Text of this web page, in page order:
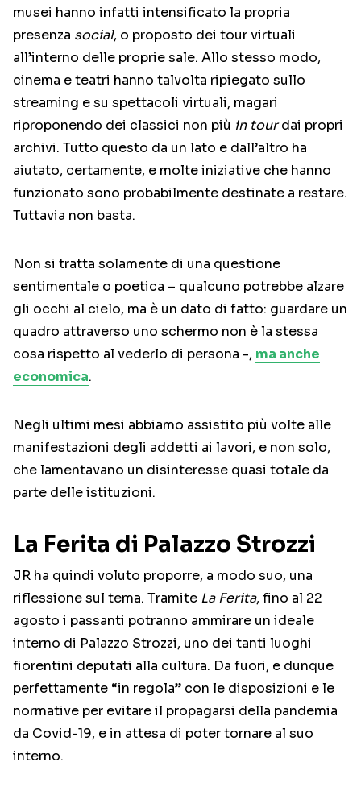
musei hanno infatti intensificato la propria
presenza social, o proposto dei tour virtuali
all’interno delle proprie sale. Allo stesso modo,
cinema e teatri hanno talvolta ripiegato sullo
streaming e su spettacoli virtuali, magari
riproponendo dei classici non più in tourdai propri
archivi. Tutto questo da un lato e dall’altro ha
aiutato, certamente, e molte iniziative che hanno
funzionato sono probabilmente destinate a restare.
Tuttavia non basta.
Non si tratta solamente di una questione
sentimentale o poetica – qualcuno potrebbe alzare
gli occhi al cielo, ma è un dato di fatto: guardare un
quadro attraverso uno schermo non è la stessa
cosa rispetto al vederlo di persona -, ma anche
economica.
Negli ultimi mesi abbiamo assistito più volte alle
manifestazioni degli addetti ai lavori, e non solo,
che lamentavano un disinteresse quasi totale da
parte delle istituzioni.
La Ferita di Palazzo Strozzi
JR ha quindi voluto proporre, a modo suo, una
riflessione sul tema. Tramite La Ferita, fino al 22
agosto i passanti potranno ammirare un ideale
interno di Palazzo Strozzi, uno dei tanti luoghi
fiorentini deputati alla cultura. Da fuori, e dunque
perfettamente “in regola” con le disposizioni e le
normative per evitare il propagarsi della pandemia
da Covid-19, e in attesa di poter tornare al suo
interno.